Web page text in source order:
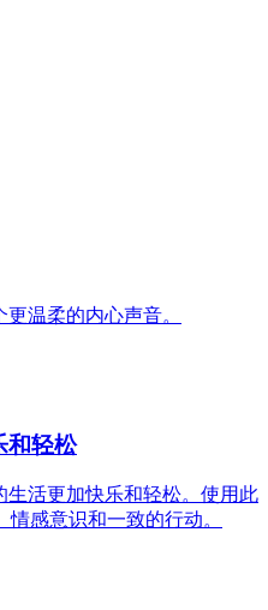
温柔的内心声音。
和轻松
活更加快乐和轻松。使用此
感意识和一致的行动。